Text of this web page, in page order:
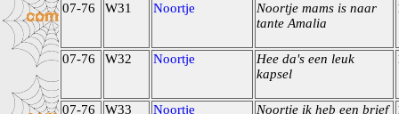
07-76 W31 Noortje
Noortje mams is naar
tante Amalia
07-76 W32 Noortje
Hee da's een leuk
kapsel
07-76 W33 Noortje Noortje ik heb een brief